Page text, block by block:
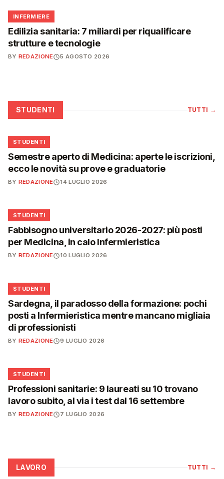
🩺
INFERMIERE
Edilizia sanitaria: 7 miliardi per riqualificare
strutture e tecnologie
BY REDAZIONE 5 AGOSTO 2026
STUDENTI TUTTI →
🎓
STUDENTI
Semestre aperto di Medicina: aperte le iscrizioni,
ecco le novità su prove e graduatorie
BY REDAZIONE 14 LUGLIO 2026
🎓
STUDENTI
Fabbisogno universitario 2026-2027: più posti
per Medicina, in calo Infermieristica
BY REDAZIONE 10 LUGLIO 2026
🎓
STUDENTI
Sardegna, il paradosso della formazione: pochi
posti a Infermieristica mentre mancano migliaia
di professionisti
BY REDAZIONE 9 LUGLIO 2026
🎓
STUDENTI
Professioni sanitarie: 9 laureati su 10 trovano
lavoro subito, al via i test dal 16 settembre
BY REDAZIONE 7 LUGLIO 2026
LAVORO TUTTI →